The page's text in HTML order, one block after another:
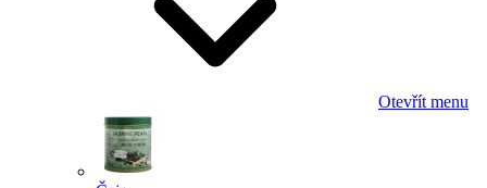
Otevřít menu